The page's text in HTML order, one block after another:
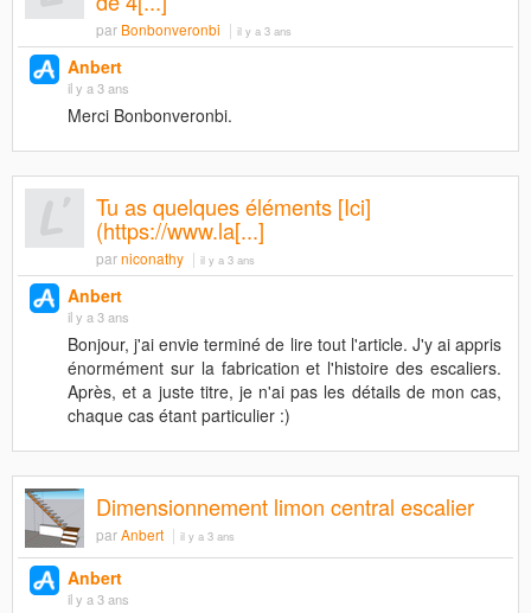
par Bonbonveronbi il y a 3 ans
Anbert
il y a 3 ans
Merci Bonbonveronbi.
Tu as quelques éléments [Ici]
(https://www.la[...]
parniconathy il y a 3 ans
Anbert
il y a 3 ans
Bonjour, j'ai envie terminé de lire tout l'article. J'y ai appris
énormément sur la fabrication et l'histoire des escaliers.
Après, et a juste titre, je n'ai pas les détails de mon cas,
chaque cas étant particulier :)
Dimensionnement limon central escalier
parAnbert il y a 3 ans
Anbert
il y a 3 ans